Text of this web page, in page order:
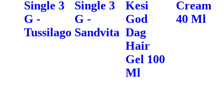
Single 3
G -
Tussilago
Single 3
G -
Sandvita
Kesi
God
Dag
Hair
Gel 100
Ml
Cream
40 Ml